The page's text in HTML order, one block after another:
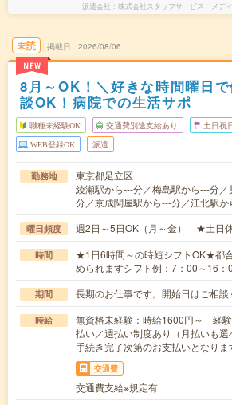
派遣会社 株式会社スタッフサービス メデ
未読
NEW
掲載日 2026/08/06
8月～OK！＼好きな時間曜日
談OK！病院での生活サポ
職種未経験OK 交通費別途支給あり 土日祝
WEB登録OK 派遣
勤務地
東京都足立区
綾瀬駅から---分／梅島駅から---分
分／京成関屋駅から---分／江北駅か
曜日頻度 週2日～5日OK（月～金） ★土日
時間
★1日6時間～の時短シフトOK★都
められますシフト例：7：00～16
期間 長期のお仕事です。開始日はご相
時給
無資格未経験：時給1600円～ 経
払い／週払い制度あり（月払いも
手続き完了次第のお支払いとなりま
交通費
交通費支給※規定有